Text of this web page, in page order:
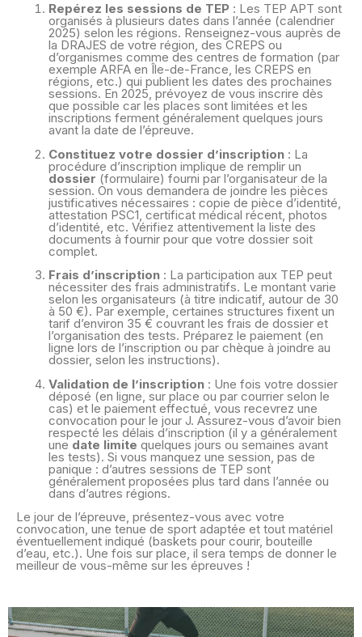
Repérez les sessions de TEP : Les TEP APT sont
organisés à plusieurs dates dans l’année (calendrier
2025) selon les régions. Renseignez-vous auprès de
la DRAJES de votre région, des CREPS ou
d’organismes comme des centres de formation (par
exemple ARFA en Île-de-France, les CREPS en
régions, etc.) qui publient les dates des prochaines
sessions. En 2025, prévoyez de vous inscrire dès
que possible car les places sont limitées et les
inscriptions ferment généralement quelques jours
avant la date de l’épreuve.
Constituez votre dossier d’inscription : La
procédure d’inscription implique de remplir un
dossier (formulaire) fourni par l’organisateur de la
session. On vous demandera de joindre les pièces
justificatives nécessaires : copie de pièce d’identité,
attestation PSC1, certificat médical récent, photos
d’identité, etc. Vérifiez attentivement la liste des
documents à fournir pour que votre dossier soit
complet.
Frais d’inscription : La participation aux TEP peut
nécessiter des frais administratifs. Le montant varie
selon les organisateurs (à titre indicatif, autour de 30
à 50 €). Par exemple, certaines structures fixent un
tarif d’environ 35 € couvrant les frais de dossier et
l’organisation des tests. Préparez le paiement (en
ligne lors de l’inscription ou par chèque à joindre au
dossier, selon les instructions).
Validation de l’inscription : Une fois votre dossier
déposé (en ligne, sur place ou par courrier selon le
cas) et le paiement effectué, vous recevrez une
convocation pour le jour J. Assurez-vous d’avoir bien
respecté les délais d’inscription (il y a généralement
une date limite quelques jours ou semaines avant
les tests). Si vous manquez une session, pas de
panique : d’autres sessions de TEP sont
généralement proposées plus tard dans l’année ou
dans d’autres régions.
Le jour de l’épreuve, présentez-vous avec votre
convocation, une tenue de sport adaptée et tout matériel
éventuellement indiqué (baskets pour courir, bouteille
d’eau, etc.). Une fois sur place, il sera temps de donner le
meilleur de vous-même sur les épreuves !